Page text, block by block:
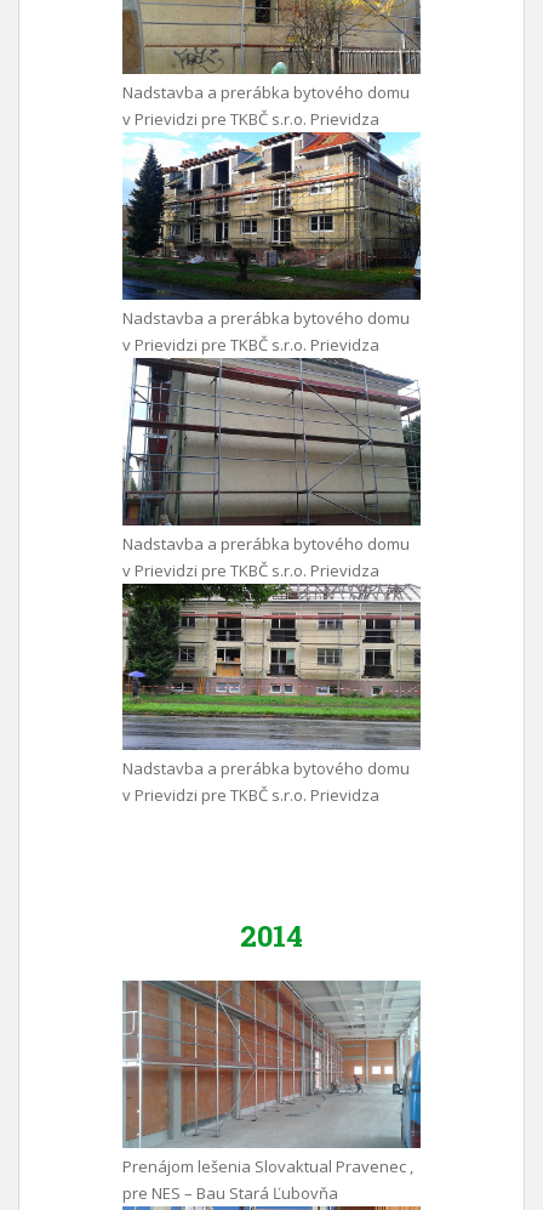
Nadstavba a prerábka bytového domu
v Prievidzi pre TKBČ s.r.o. Prievidza
Nadstavba a prerábka bytového domu
v Prievidzi pre TKBČ s.r.o. Prievidza
Nadstavba a prerábka bytového domu
v Prievidzi pre TKBČ s.r.o. Prievidza
Nadstavba a prerábka bytového domu
v Prievidzi pre TKBČ s.r.o. Prievidza
2014
Prenájom lešenia Slovaktual Pravenec ,
pre NES – Bau Stará Ľubovňa